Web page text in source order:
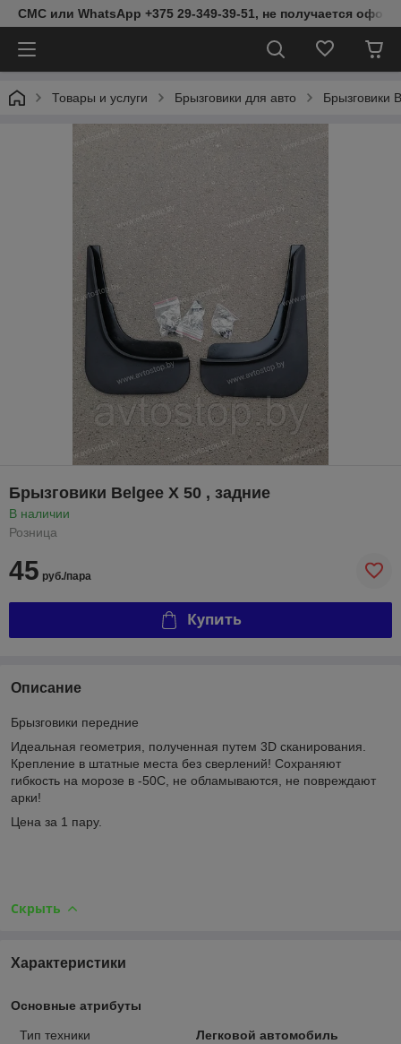
СМС или WhatsApp +375 29-349-39-51, не получается
Товары и услуги Брызговики для авто Брызговики
Брызговики Belgee Х 50 , задние
В наличии
Розница
45 руб./пара
Купить
Описание
Брызговики передние
Идеальная геометрия, полученная путем 3D сканирования.
Крепление в штатные места без сверлений! Сохраняют
гибкость на морозе в -50С, не обламываются, не повреждают
арки!
Цена за 1 пару.
Скрыть
Характеристики
Основные атрибуты
Тип техники
Легковой автомобиль